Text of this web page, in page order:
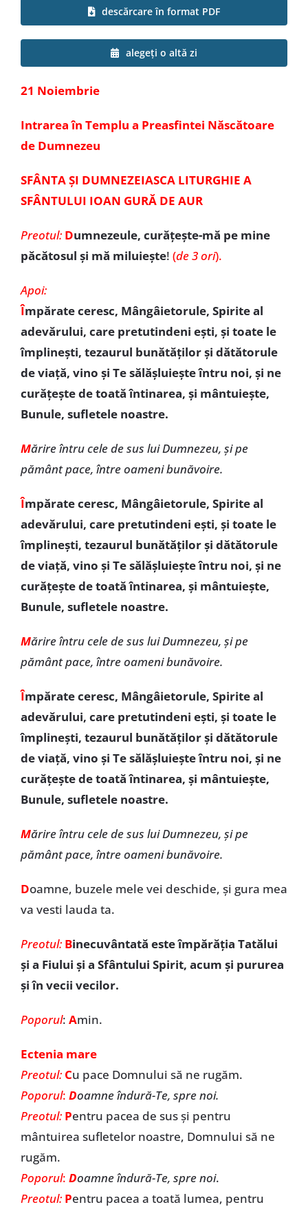
descărcare în format PDF
alegeți o altă zi
21 Noiembrie
Intrarea în Templu a Preasfintei Născătoare
de Dumnezeu
SFÂNTA ȘI DUMNEZEIASCA LITURGHIE A
SFÂNTULUI IOAN GURĂ DE AUR
Preotul: Dumnezeule, curățește-mă pe mine
păcătosul și mă miluiește! (de 3 ori).
Apoi:
Împărate ceresc, Mângâietorule, Spirite al
adevărului, care pretutindeni ești, și toate le
împlinești, tezaurul bunătăților și dătătorule
de viață, vino și Te sălășluiește întru noi, și ne
curățește de toată întinarea, și mântuiește,
Bunule, sufletele noastre.
Mărire întru cele de sus lui Dumnezeu, și pe
pământ pace, între oameni bunăvoire.
Împărate ceresc, Mângâietorule, Spirite al
adevărului, care pretutindeni ești, și toate le
împlinești, tezaurul bunătăților și dătătorule
de viață, vino și Te sălășluiește întru noi, și ne
curățește de toată întinarea, și mântuiește,
Bunule, sufletele noastre.
Mărire întru cele de sus lui Dumnezeu, și pe
pământ pace, între oameni bunăvoire.
Împărate ceresc, Mângâietorule, Spirite al
adevărului, care pretutindeni ești, și toate le
împlinești, tezaurul bunătăților și dătătorule
de viață, vino și Te sălășluiește întru noi, și ne
curățește de toată întinarea, și mântuiește,
Bunule, sufletele noastre.
Mărire întru cele de sus lui Dumnezeu, și pe
pământ pace, între oameni bunăvoire.
Doamne, buzele mele vei deschide, și gura mea
va vesti lauda ta.
Preotul: Binecuvântată este împărăția Tatălui
și a Fiului și a Sfântului Spirit, acum și pururea
și în vecii vecilor.
Poporul: Amin.
Ectenia mare
Preotul: Cu pace Domnului să ne rugăm.
Poporul: Doamne îndură-Te, spre noi.
Preotul: Pentru pacea de sus și pentru
mântuirea sufletelor noastre, Domnului să ne
rugăm.
Poporul: Doamne îndură-Te, spre noi.
Preotul: Pentru pacea a toată lumea, pentru